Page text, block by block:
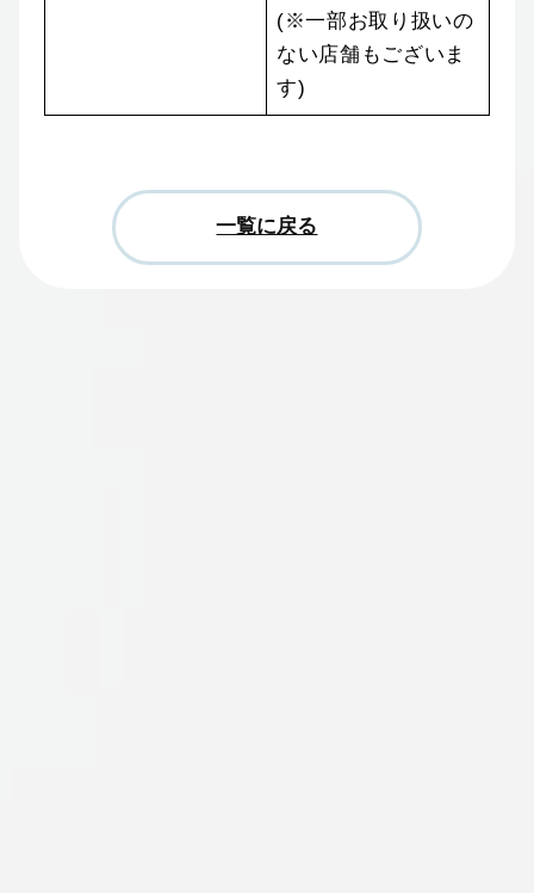
(※一部お取り扱いの
ない店舗もございま
す)
一覧に戻る